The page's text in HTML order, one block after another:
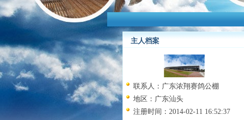
主人档案
联系人： 广东浓翔赛鸽公棚
地区： 广东汕头
注册时间： 2014-02-11 16:52:37